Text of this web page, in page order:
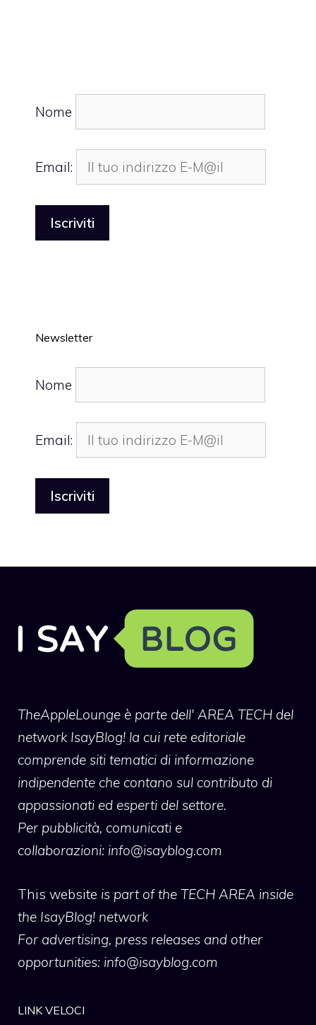
Nome
Email:
Newsletter
Nome
Email:
TheAppleLounge è parte dell' AREA TECH del
network IsayBlog! la cui rete editoriale
comprende siti tematici di informazione
indipendente che contano sul contributo di
appassionati ed esperti del settore.
Per pubblicità, comunicati e
collaborazioni: info@isayblog.com
This website is part of the TECH AREA inside
the IsayBlog! network
For advertising, press releases and other
opportunities: info@isayblog.com
LINK VELOCI